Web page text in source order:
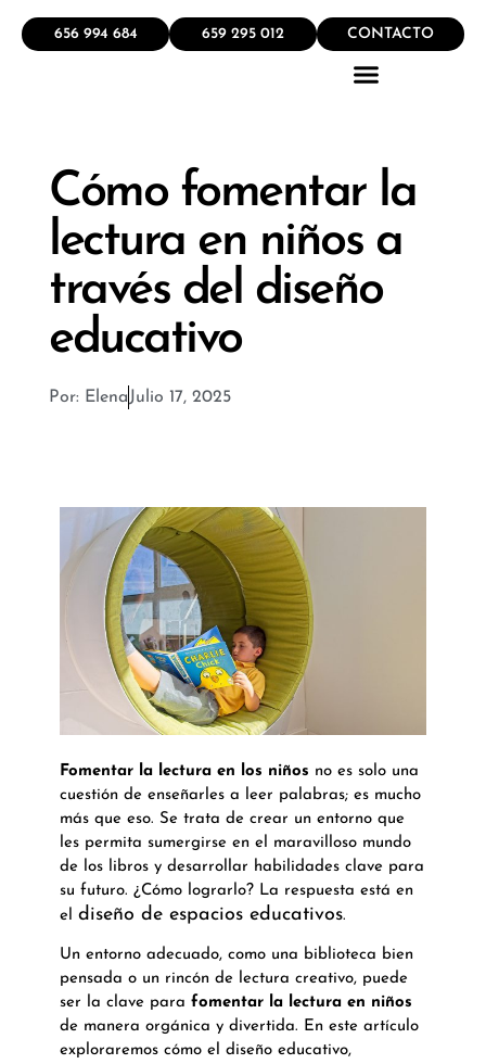
656 994 684 659 295 012 CONTACTO
Cómo fomentar la
lectura en niños a
través del diseño
educativo
Por: Elena Julio 17, 2025
Fomentar la lectura en los niños no es solo una
cuestión de enseñarles a leer palabras; es mucho
más que eso. Se trata de crear un entorno que
les permita sumergirse en el maravilloso mundo
de los libros y desarrollar habilidades clave para
su futuro. ¿Cómo lograrlo? La respuesta está en
el diseño de espacios educativos.
Un entorno adecuado, como una biblioteca bien
pensada o un rincón de lectura creativo, puede
ser la clave para fomentar la lectura en niños
de manera orgánica y divertida. En este artículo
exploraremos cómo el diseño educativo,